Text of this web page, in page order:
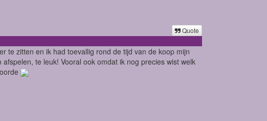
Quote
te zitten en ik had toevallig rond de tijd van de koop mijn
te leuk! Vooral ook omdat ik nog precies wist welk